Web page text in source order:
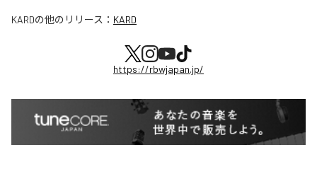
KARDの他のリリース： KARD
https://rbwjapan.jp/